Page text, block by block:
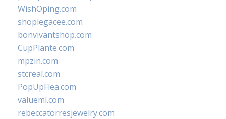
WishOping.com
shoplegacee.com
bonvivantshop.com
CupPlante.com
mpzin.com
stcreal.com
PopUpFlea.com
valueml.com
rebeccatorresjewelry.com